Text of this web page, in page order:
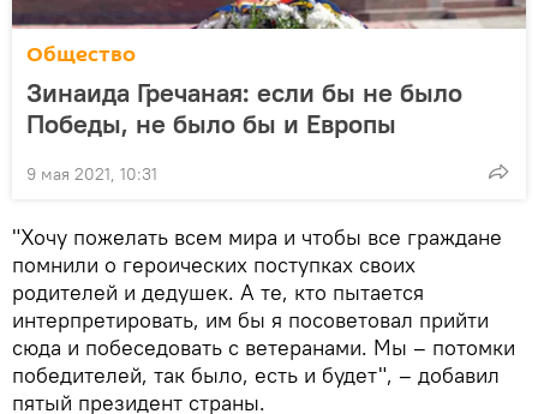
Общество
Зинаида Гречаная: если бы не было
Победы, не было бы и Европы
9 мая 2021, 10:31
"Хочу пожелать всем мира и чтобы все граждане
помнили о героических поступках своих
родителей и дедушек. А те, кто пытается
интерпретировать, им бы я посоветовал прийти
сюда и побеседовать с ветеранами. Мы – потомки
победителей, так было, есть и будет", – добавил
пятый президент страны.